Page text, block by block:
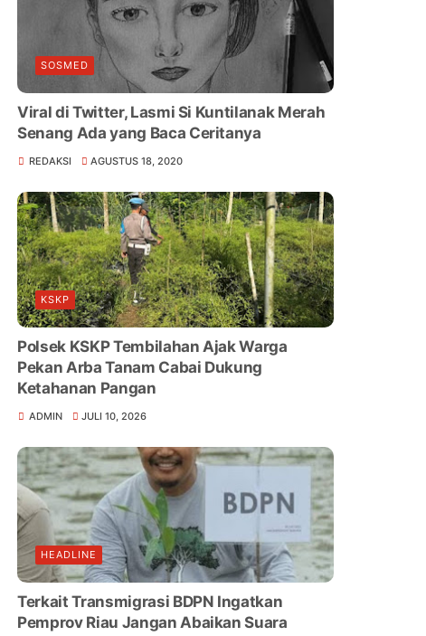
SOSMED
Viral di Twitter, Lasmi Si Kuntilanak Merah
Senang Ada yang Baca Ceritanya
REDAKSI AGUSTUS 18, 2020
KSKP
Polsek KSKP Tembilahan Ajak Warga
Pekan Arba Tanam Cabai Dukung
Ketahanan Pangan
ADMIN JULI 10, 2026
HEADLINE
Terkait Transmigrasi BDPN Ingatkan
Pemprov Riau Jangan Abaikan Suara